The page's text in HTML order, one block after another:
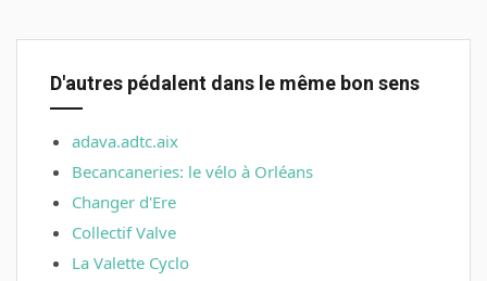
D'autres pédalent dans le même bon sens
adava.adtc.aix
Becancaneries: le vélo à Orléans
Changer d'Ere
Collectif Valve
La Valette Cyclo